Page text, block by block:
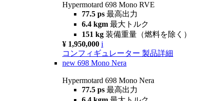
Hypermotard 698 Mono RVE
77.5 ps 最高出力
6.4 kgm 最大トルク
151 kg 装備重量（燃料を除く）
¥ 1,950,000 i
コンフィギュレーター 製品詳細
new 698 Mono Nera
Hypermotard 698 Mono Nera
77.5 ps 最高出力